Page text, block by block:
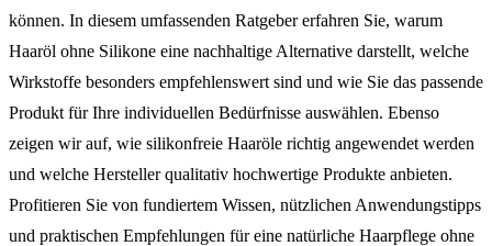
können. In diesem umfassenden Ratgeber erfahren Sie, warum
Haaröl ohne Silikone eine nachhaltige Alternative darstellt, welche
Wirkstoffe besonders empfehlenswert sind und wie Sie das passende
Produkt für Ihre individuellen Bedürfnisse auswählen. Ebenso
zeigen wir auf, wie silikonfreie Haaröle richtig angewendet werden
und welche Hersteller qualitativ hochwertige Produkte anbieten.
Profitieren Sie von fundiertem Wissen, nützlichen Anwendungstipps
und praktischen Empfehlungen für eine natürliche Haarpflege ohne